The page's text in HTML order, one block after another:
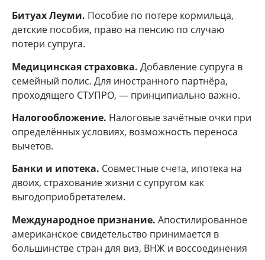
Битуах Леуми. Пособие по потере кормильца,
детские пособия, право на пенсию по случаю
потери супруга.
Медицинская страховка. Добавление супруга в
семейный полис. Для иностранного партнёра,
проходящего СТУПРО, — принципиально важно.
Налогообложение. Налоговые зачётные очки при
определённых условиях, возможность переноса
вычетов.
Банки и ипотека. Совместные счета, ипотека на
двоих, страхование жизни с супругом как
выгодоприобретателем.
Международное признание. Апостилированное
американское свидетельство принимается в
большинстве стран для виз, ВНЖ и воссоединения